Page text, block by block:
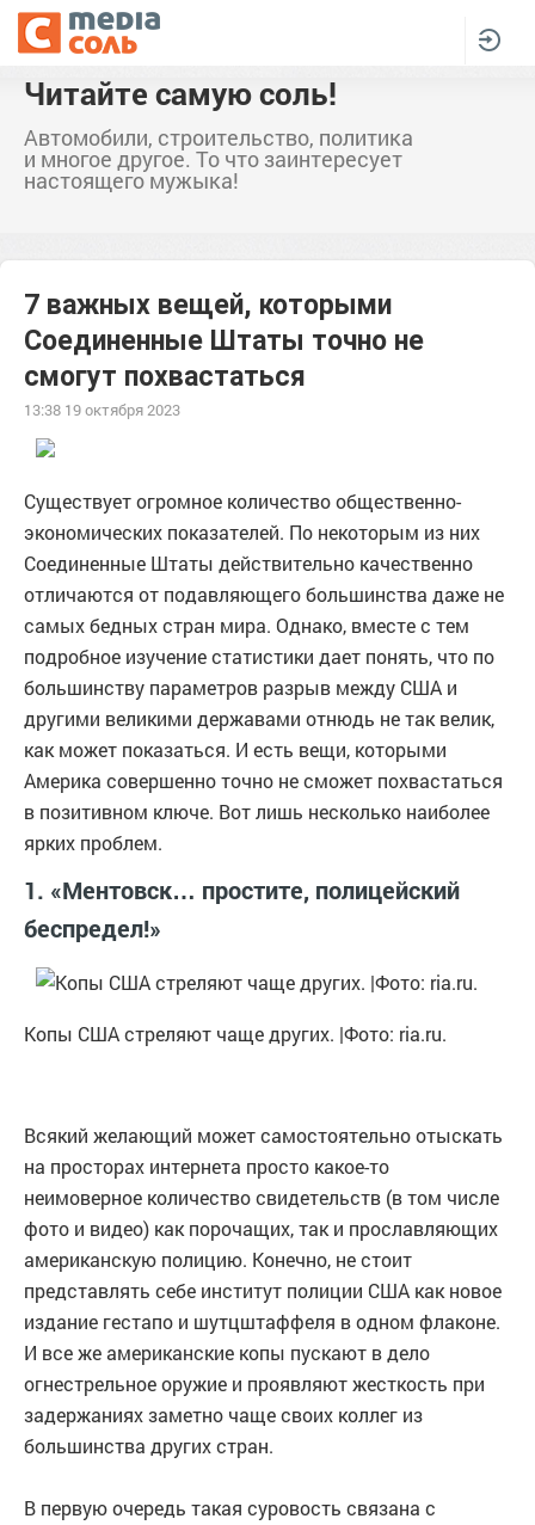
Читайте самую соль!
Автомобили, строительство, политика
и многое другое. То что заинтересует
настоящего мужыка!
7 важных вещей, которыми
Соединенные Штаты точно не
смогут похвастаться
13:38 19 октября 2023
Существует огромное количество общественно-
экономических показателей. По некоторым из них
Соединенные Штаты действительно качественно
отличаются от подавляющего большинства даже не
самых бедных стран мира. Однако, вместе с тем
подробное изучение статистики дает понять, что по
большинству параметров разрыв между США и
другими великими державами отнюдь не так велик,
как может показаться. И есть вещи, которыми
Америка совершенно точно не сможет похвастаться
в позитивном ключе. Вот лишь несколько наиболее
ярких проблем.
1. «Ментовск… простите, полицейский
беспредел!»
Копы США стреляют чаще других. |Фото: ria.ru.
Всякий желающий может самостоятельно отыскать
на просторах интернета просто какое-то
неимоверное количество свидетельств (в том числе
фото и видео) как порочащих, так и прославляющих
американскую полицию. Конечно, не стоит
представлять себе институт полиции США как новое
издание гестапо и шутцштаффеля в одном флаконе.
И все же американские копы пускают в дело
огнестрельное оружие и проявляют жесткость при
задержаниях заметно чаще своих коллег из
большинства других стран.
В первую очередь такая суровость связана с